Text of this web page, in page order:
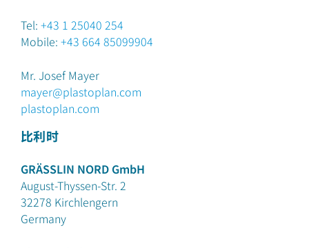
Tel: +43 1 25040 254
Mobile: +43 664 85099904
Mr. Josef Mayer
mayer@plastoplan.com
plastoplan.com
比利时
GRÄSSLIN NORD GmbH
August-Thyssen-Str. 2
32278 Kirchlengern
Germany